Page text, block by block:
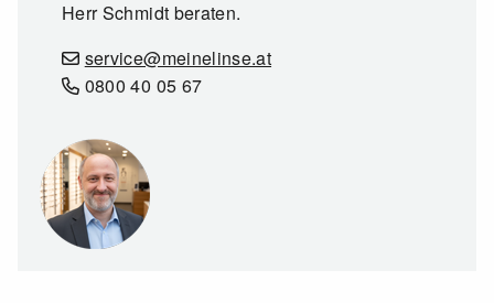
Herr Schmidt beraten.
service@meinelinse.at
0800 40 05 67